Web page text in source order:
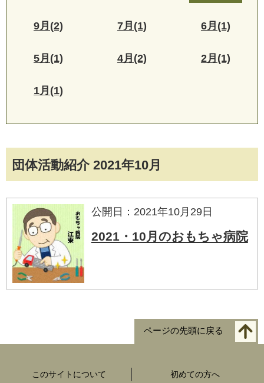
団体活動紹介 2021年10月
公開日：2021年10月29日
2021・10月のおもちゃ病院
9月(2) 7月(1) 6月(1)
5月(1) 4月(2) 2月(1)
1月(1)
ページの先頭に戻る
このサイトについて 初めての方へ